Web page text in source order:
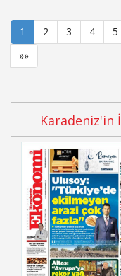
1 2 3 4 5
»»
Karadeniz'in